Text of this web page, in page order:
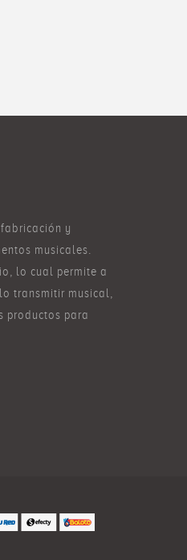
y
musicales.
lo cual permite a
transmitir musical,
productos para